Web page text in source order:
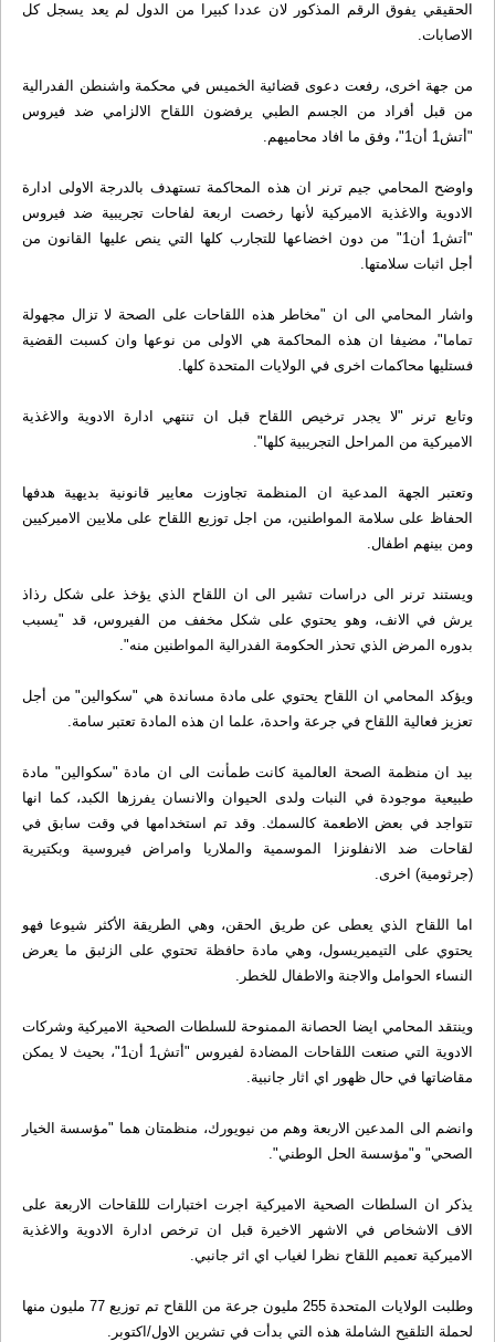
الحقيقي يفوق الرقم المذكور لان عددا كبيرا من الدول لم يعد يسجل كل
الاصابات.
من جهة اخرى، رفعت دعوى قضائية الخميس في محكمة واشنطن الفدرالية
من قبل أفراد من الجسم الطبي يرفضون اللقاح الالزامي ضد فيروس
"أتش1 أن1"، وفق ما افاد محاميهم.
واوضح المحامي جيم ترنر ان هذه المحاكمة تستهدف بالدرجة الاولى ادارة
الادوية والاغذية الاميركية لأنها رخصت اربعة لفاحات تجريبية ضد فيروس
"أتش1 أن1" من دون اخضاعها للتجارب كلها التي ينص عليها القانون من
أجل اثبات سلامتها.
واشار المحامي الى ان "مخاطر هذه اللقاحات على الصحة لا تزال مجهولة
تماما"، مضيفا ان هذه المحاكمة هي الاولى من نوعها وان كسبت القضية
فستليها محاكمات اخرى في الولايات المتحدة كلها.
وتابع ترنر "لا يجدر ترخيص اللقاح قبل ان تنتهي ادارة الادوية والاغذية
الاميركية من المراحل التجريبية كلها".
وتعتبر الجهة المدعية ان المنظمة تجاوزت معايير قانونية بديهية هدفها
الحفاظ على سلامة المواطنين، من اجل توزيع اللقاح على ملايين الاميركيين
ومن بينهم اطفال.
ويستند ترنر الى دراسات تشير الى ان اللقاح الذي يؤخذ على شكل رذاذ
يرش في الانف، وهو يحتوي على شكل مخفف من الفيروس، قد "يسبب
بدوره المرض الذي تحذر الحكومة الفدرالية المواطنين منه".
ويؤكد المحامي ان اللقاح يحتوي على مادة مساندة هي "سكوالين" من أجل
تعزيز فعالية اللقاح في جرعة واحدة، علما ان هذه المادة تعتبر سامة.
بيد ان منظمة الصحة العالمية كانت طمأنت الى ان مادة "سكوالين" مادة
طبيعية موجودة في النبات ولدى الحيوان والانسان يفرزها الكبد، كما انها
تتواجد في بعض الاطعمة كالسمك. وقد تم استخدامها في وقت سابق في
لقاحات ضد الانفلونزا الموسمية والملاريا وامراض فيروسية وبكتيرية
(جرثومية) اخرى.
اما اللقاح الذي يعطى عن طريق الحقن، وهي الطريقة الأكثر شيوعا فهو
يحتوي على التيميريسول، وهي مادة حافظة تحتوي على الزئبق ما يعرض
النساء الحوامل والاجنة والاطفال للخطر.
وينتقد المحامي ايضا الحصانة الممنوحة للسلطات الصحية الاميركية وشركات
الادوية التي صنعت اللقاحات المضادة لفيروس "أتش1 أن1"، بحيث لا يمكن
مقاضاتها في حال ظهور اي اثار جانبية.
وانضم الى المدعين الاربعة وهم من نيويورك، منظمتان هما "مؤسسة الخيار
الصحي" و"مؤسسة الحل الوطني".
يذكر ان السلطات الصحية الاميركية اجرت اختبارات لللقاحات الاربعة على
الاف الاشخاص في الاشهر الاخيرة قبل ان ترخص ادارة الادوية والاغذية
الاميركية تعميم اللقاح نظرا لغياب اي اثر جانبي.
وطلبت الولايات المتحدة 255 مليون جرعة من اللقاح تم توزيع 77 مليون منها
لحملة التلقيح الشاملة هذه التي بدأت في تشرين الاول/اكتوبر.